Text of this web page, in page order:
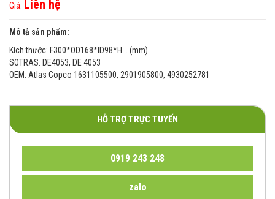
Giá: Liên hệ
Mô tả sản phẩm:
Kích thước: F300*OD168*ID98*H... (mm)
SOTRAS: DE4053, DE 4053
OEM: Atlas Copco 1631105500, 2901905800, 4930252781
HỖ TRỢ TRỰC TUYẾN
0919 243 248
zalo